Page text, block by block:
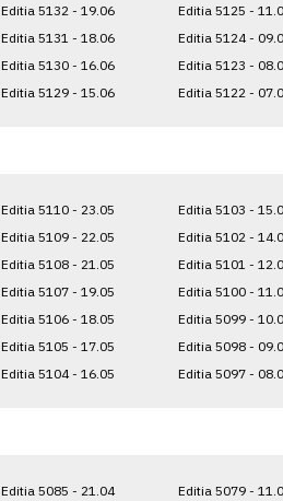
Editia 5132 - 19.06
Editia 5131 - 18.06
Editia 5130 - 16.06
Editia 5129 - 15.06
Editia 5125 -
Editia 5124 -
Editia 5123 -
Editia 5122 -
Editia 5110 - 23.05
Editia 5109 - 22.05
Editia 5108 - 21.05
Editia 5107 - 19.05
Editia 5106 - 18.05
Editia 5105 - 17.05
Editia 5104 - 16.05
Editia 5103 -
Editia 5102 -
Editia 5101 -
Editia 5100 -
Editia 5099 -
Editia 5098 -
Editia 5097 -
Editia 5085 - 21.04 Editia 5079 -